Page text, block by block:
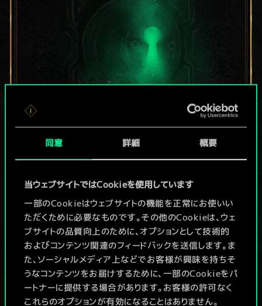
同意 詳細 概要
当ウェブサイトではCookieを使用しています
一部のCookieはウェブサイトの機能を正常にお使いい
ただくために必要なものです。その他のCookieは、ウェ
ブサイトの品質向上のために、オプションとして技術的
およびコンテンツ関連のフィードバックを送信します。ま
た、ソーシャルメディア上などでお客様が興味を持ちそ
うなコンテンツをお届けするために、一部のCookieをパ
ートナーに提供する場合があります。お客様の許可なく
これらのオプションが有効になることはありません。
現在はまだこれし
か共有デッキがあ
りませんが、
続々追加中！
デッキ名入力＆ガイドを作成
デッキを編集